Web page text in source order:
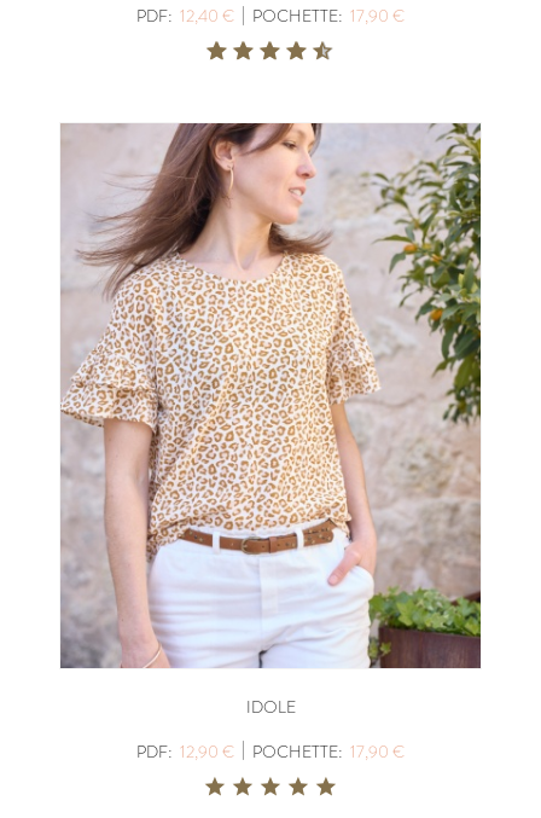
PDF: 12,40 € | POCHETTE: 17,90 €
IDOLE
PDF: 12,90 € | POCHETTE: 17,90 €